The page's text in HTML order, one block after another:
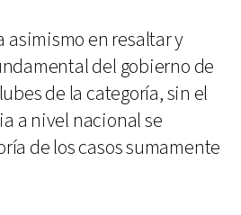
en resaltar y
del gobierno de
de la categoría, sin el
a nivel nacional se
de los casos sumamente